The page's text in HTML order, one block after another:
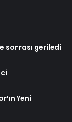
sonrası geriledi
Yeni